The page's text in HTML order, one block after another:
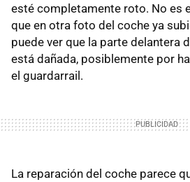
esté completamente roto. No es
que en otra foto del coche ya
puede ver que la parte delantera
está dañada, posiblemente por
el guardarrail.
La reparación del coche parece